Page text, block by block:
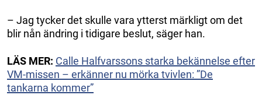
– Jag tycker det skulle vara ytterst märkligt om det
blir nån ändring i tidigare beslut, säger han.
LÄS MER: Calle Halfvarssons starka bekännelse efter
VM-missen – erkänner nu mörka tvivlen: ”De
tankarna kommer”